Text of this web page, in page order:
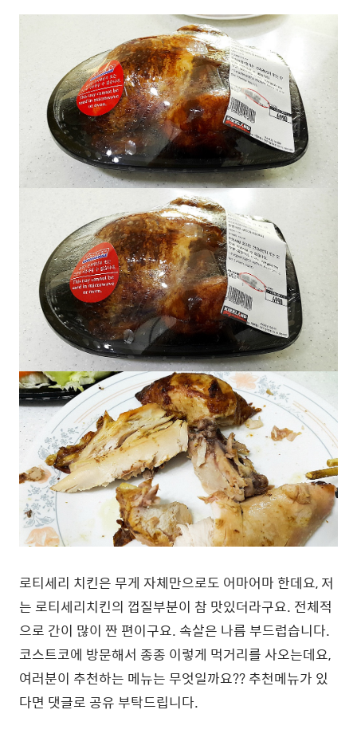
로티세리 치킨은 무게 자체만으로도 어마어마 한데요, 저
는 로티세리치킨의 껍질부분이 참 맛있더라구요. 전체적
으로 간이 많이 짠 편이구요. 속살은 나름 부드럽습니다.
코스트코에 방문해서 종종 이렇게 먹거리를 사오는데요,
여러분이 추천하는 메뉴는 무엇일까요?? 추천메뉴가 있
다면 댓글로 공유 부탁드립니다.